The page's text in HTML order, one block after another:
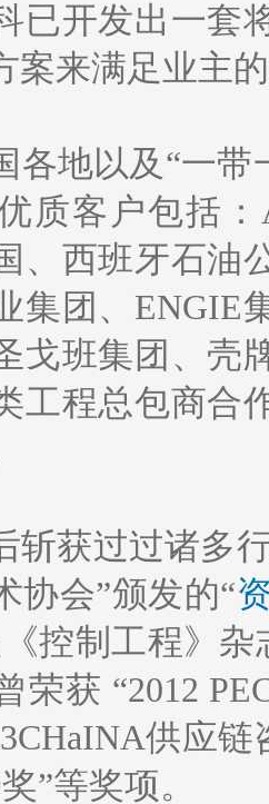
已开发出一套
案来满足业主
各地以及“一带
质客户包括
、西班牙石油
集团、ENGIE
戈班集团、壳
工程总包商合
斩获过过诸多
协会”颁发的“
控制工程》杂
荣获 “2012
供应
”等奖项。